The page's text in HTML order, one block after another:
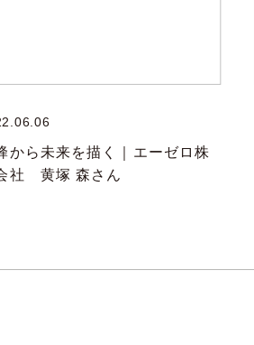
から未来を描く｜エーゼロ株
社 黄塚 森さん